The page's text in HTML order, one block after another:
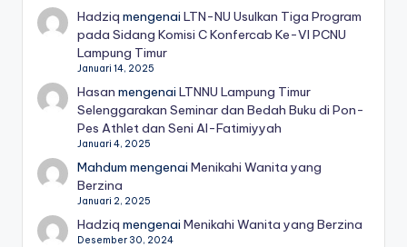
Hadziq mengenaiLTN-NU Usulkan Tiga Program
pada Sidang Komisi C Konfercab Ke-VI PCNU
Lampung Timur
Januari 14, 2025
Hasan mengenaiLTNNU Lampung Timur
Selenggarakan Seminar dan Bedah Buku di Pon-
Pes Athlet dan Seni Al-Fatimiyyah
Januari 4, 2025
Mahdum mengenaiMenikahi Wanita yang
Berzina
Januari 2, 2025
Hadziq mengenaiMenikahi Wanita yang Berzina
Desember 30, 2024